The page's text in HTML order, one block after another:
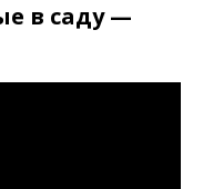
в саду —